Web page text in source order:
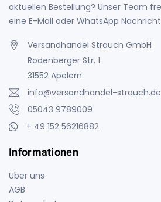
aktuellen Bestellung? Unser Team
eine E-Mail oder WhatsApp
Versandhandel Strauch GmbH
Rodenberger Str. 1
31552 Apelern
info@versandhandel-strauch.de
05043 9789009
+ 49 152 56216882
Informationen
Über uns
AGB